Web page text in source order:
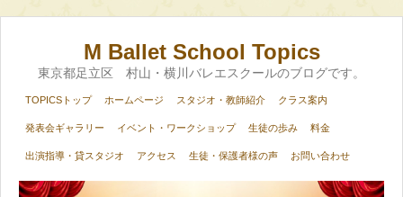
M Ballet School Topics
東京都足立区 村山・横川バレエスクールのブログです。
TOPICSトップ ホームページ スタジオ・教師紹介 クラス案内
発表会ギャラリー イベント・ワークショップ 生徒の歩み 料金
出演指導・貸スタジオ アクセス 生徒・保護者様の声 お問い合わせ